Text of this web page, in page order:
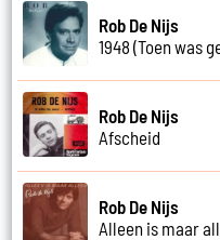
Rob De Nijs
1948 (Toen was
Rob De Nijs
Afscheid
Rob De Nijs
Alleen is maar